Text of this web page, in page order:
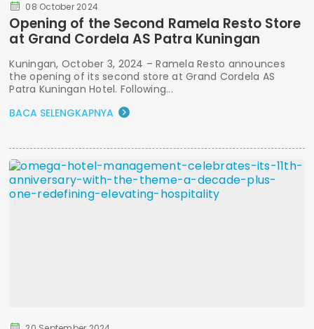
08 October 2024
Opening of the Second Ramela Resto Store
at Grand Cordela AS Patra Kuningan
Kuningan, October 3, 2024 – Ramela Resto announces
the opening of its second store at Grand Cordela AS
Patra Kuningan Hotel. Following...
BACA SELENGKAPNYA